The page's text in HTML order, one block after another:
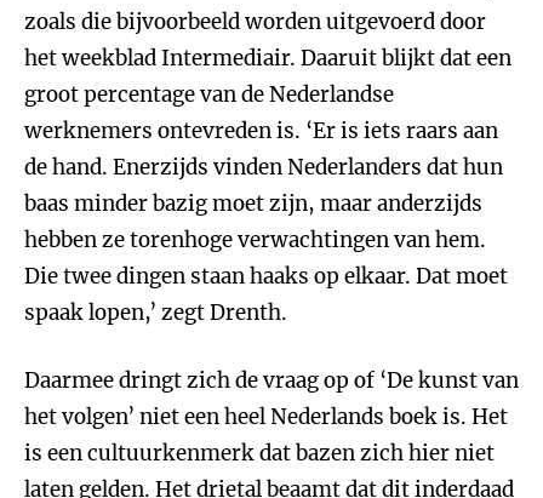
zoals die bijvoorbeeld worden uitgevoerd door
het weekblad Intermediair. Daaruit blijkt dat een
groot percentage van de Nederlandse
werknemers ontevreden is. ‘Er is iets raars aan
de hand. Enerzijds vinden Nederlanders dat hun
baas minder bazig moet zijn, maar anderzijds
hebben ze torenhoge verwachtingen van hem.
Die twee dingen staan haaks op elkaar. Dat moet
spaak lopen,’ zegt Drenth.
Daarmee dringt zich de vraag op of ‘De kunst van
het volgen’ niet een heel Nederlands boek is. Het
is een cultuurkenmerk dat bazen zich hier niet
laten gelden. Het drietal beaamt dat dit inderdaad